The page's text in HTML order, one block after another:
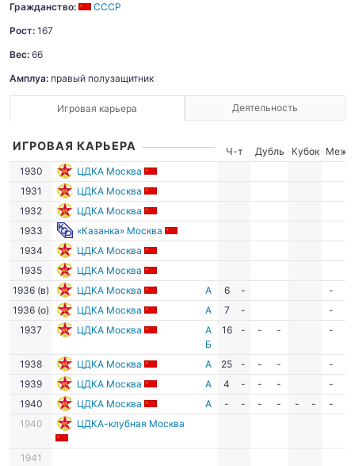
Гражданство:
СССР
Рост: 167
Вес: 66
Амплуа: правый полузащитник
Игровая карьера Деятельность
ИГРОВАЯ КАРЬЕРА Ч-т Дубль Кубок
Межд.
1930
ЦДКА Москва
1931
ЦДКА Москва
1932
ЦДКА Москва
1933
«Казанка» Москва
1934
ЦДКА Москва
1935
ЦДКА Москва
1936 (в)
ЦДКА Москва А 6 - -
1936 (о)
ЦДКА Москва А 7 - -
1937
ЦДКА Москва
А
Б
16 - - - -
1938 ЦДКА Москва А 25 - - - -
1939
ЦДКА Москва А 4 - - - -
1940
ЦДКА Москва А - - - - - - -
1940
ЦДКА-клубная Москва
1941